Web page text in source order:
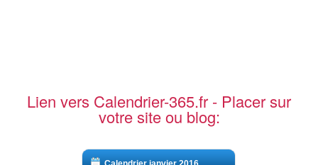
Lien vers Calendrier-365.fr - Placer sur
votre site ou blog: